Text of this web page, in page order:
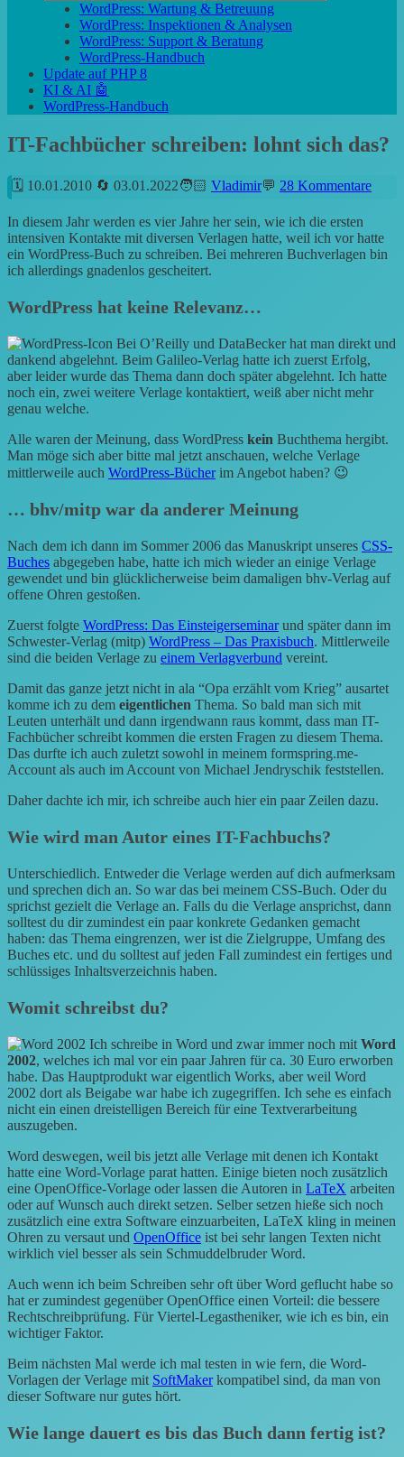
WordPress: Wartung & Betreuung
WordPress: Inspektionen & Analysen
WordPress: Support & Beratung
WordPress-Handbuch
Update auf PHP 8
KI & AI 🤖
WordPress-Handbuch
IT-Fachbücher schreiben: lohnt sich das?
10.01.2010 03.01.2022 Vladimir 28 Kommentare
In diesem Jahr werden es vier Jahre her sein, wie ich die ersten
intensiven Kontakte mit diversen Verlagen hatte, weil ich vor hatte
ein WordPress-Buch zu schreiben. Bei mehreren Buchverlagen bin
ich allerdings gnadenlos gescheitert.
WordPress hat keine Relevanz…
Bei O’Reilly und DataBecker hat man direkt und
dankend abgelehnt. Beim Galileo-Verlag hatte ich zuerst Erfolg,
aber leider wurde das Thema dann doch später abgelehnt. Ich hatte
noch ein, zwei weitere Verlage kontaktiert, weiß aber nicht mehr
genau welche.
Alle waren der Meinung, dass WordPress kein Buchthema hergibt.
Man möge sich aber bitte mal jetzt anschauen, welche Verlage
mittlerweile auch WordPress-Bücherim Angebot haben? 😉
… bhv/mitp war da anderer Meinung
Nach dem ich dann im Sommer 2006 das Manuskript unseres CSS-
Buches abgegeben habe, hatte ich mich wieder an einige Verlage
gewendet und bin glücklicherweise beim damaligen bhv-Verlag auf
offene Ohren gestoßen.
Zuerst folgte WordPress: Das Einsteigerseminarund später dann im
Schwester-Verlag (mitp) WordPress – Das Praxisbuch. Mittlerweile
sind die beiden Verlage zu einem Verlagverbund vereint.
Damit das ganze jetzt nicht in ala “Opa erzählt vom Krieg” ausartet
komme ich zu dem eigentlichen Thema. So bald man sich mit
Leuten unterhält und dann irgendwann raus kommt, dass man IT-
Fachbücher schreibt kommen die ersten Fragen zu diesem Thema.
Das durfte ich auch zuletzt sowohl in meinem formspring.me-
Account als auch im Account von Michael Jendryschik feststellen.
Daher dachte ich mir, ich schreibe auch hier ein paar Zeilen dazu.
Wie wird man Autor eines IT-Fachbuchs?
Unterschiedlich. Entweder die Verlage werden auf dich aufmerksam
und sprechen dich an. So war das bei meinem CSS-Buch. Oder du
sprichst gezielt die Verlage an. Falls du die Verlage ansprichst, dann
solltest du dir zumindest ein paar konkrete Gedanken gemacht
haben: das Thema eingrenzen, wer ist die Zielgruppe, Umfang des
Buches etc. und du solltest auf jeden Fall zumindest ein fertiges und
schlüssiges Inhaltsverzeichnis haben.
Womit schreibst du?
Ich schreibe in Word und zwar immer noch mit Word
2002, welches ich mal vor ein paar Jahren für ca. 30 Euro erworben
habe. Das Hauptprodukt war eigentlich Works, aber weil Word
2002 dort als Beigabe war habe ich zugegriffen. Ich sehe es einfach
nicht ein einen dreistelligen Bereich für eine Textverarbeitung
auszugeben.
Word deswegen, weil bis jetzt alle Verlage mit denen ich Kontakt
hatte eine Word-Vorlage parat hatten. Einige bieten noch zusätzlich
eine OpenOffice-Vorlage oder lassen die Autoren in LaTeX arbeiten
oder auf Wunsch auch direkt setzen. Selber setzen hieße sich noch
zusätzlich eine extra Software einzuarbeiten, LaTeX kling in meinen
Ohren zu versaut und OpenOffice ist bei sehr langen Texten nicht
wirklich viel besser als sein Schmuddelbruder Word.
Auch wenn ich beim Schreiben sehr oft über Word geflucht habe so
hat er zumindest gegenüber OpenOffice einen Vorteil: die bessere
Rechtschreibprüfung. Für Viertel-Legastheniker, wie ich es bin, ein
wichtiger Faktor.
Beim nächsten Mal werde ich mal testen in wie fern, die Word-
Vorlagen der Verlage mit SoftMakerkompatibel sind, da man von
dieser Software nur gutes hört.
Wie lange dauert es bis das Buch dann fertig ist?